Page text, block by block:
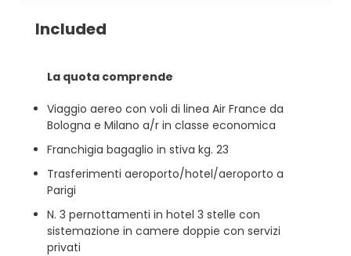
Included
La quota comprende
Viaggio aereo con voli di linea Air France da
Bologna e Milano a/r in classe economica
Franchigia bagaglio in stiva kg. 23
Trasferimenti aeroporto/hotel/aeroporto a
Parigi
N. 3 pernottamenti in hotel 3 stelle con
sistemazione in camere doppie con servizi
privati